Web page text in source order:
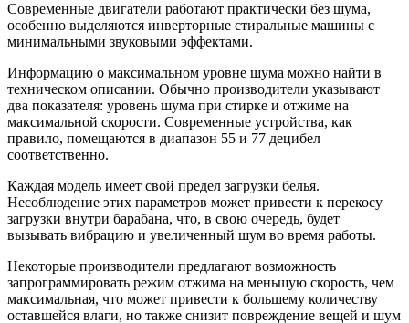
Современные двигатели работают практически без шума,
особенно выделяются инверторные стиральные машины с
минимальными звуковыми эффектами.
Информацию о максимальном уровне шума можно найти в
техническом описании. Обычно производители указывают
два показателя: уровень шума при стирке и отжиме на
максимальной скорости. Современные устройства, как
правило, помещаются в диапазон 55 и 77 децибел
соответственно.
Каждая модель имеет свой предел загрузки белья.
Несоблюдение этих параметров может привести к перекосу
загрузки внутри барабана, что, в свою очередь, будет
вызывать вибрацию и увеличенный шум во время работы.
Некоторые производители предлагают возможность
запрограммировать режим отжима на меньшую скорость, чем
максимальная, что может привести к большему количеству
оставшейся влаги, но также снизит повреждение вещей и шум